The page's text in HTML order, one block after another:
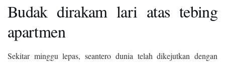
Budak dirakam lari atas tebing
apartmen
Sekitar minggu lepas, seantero dunia telah dikejutkan dengan